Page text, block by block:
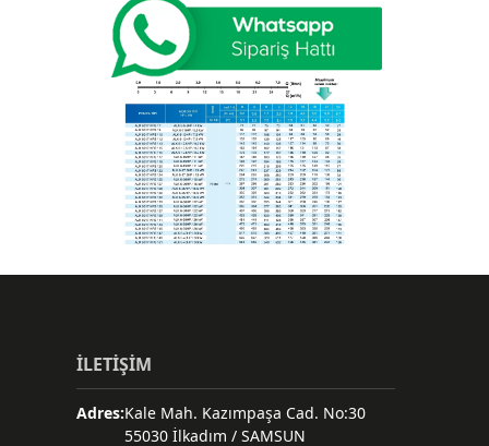
İLETİŞİM
Adres:Kale Mah. Kazımpaşa Cad. No:30
55030 İlkadım / SAMSUN